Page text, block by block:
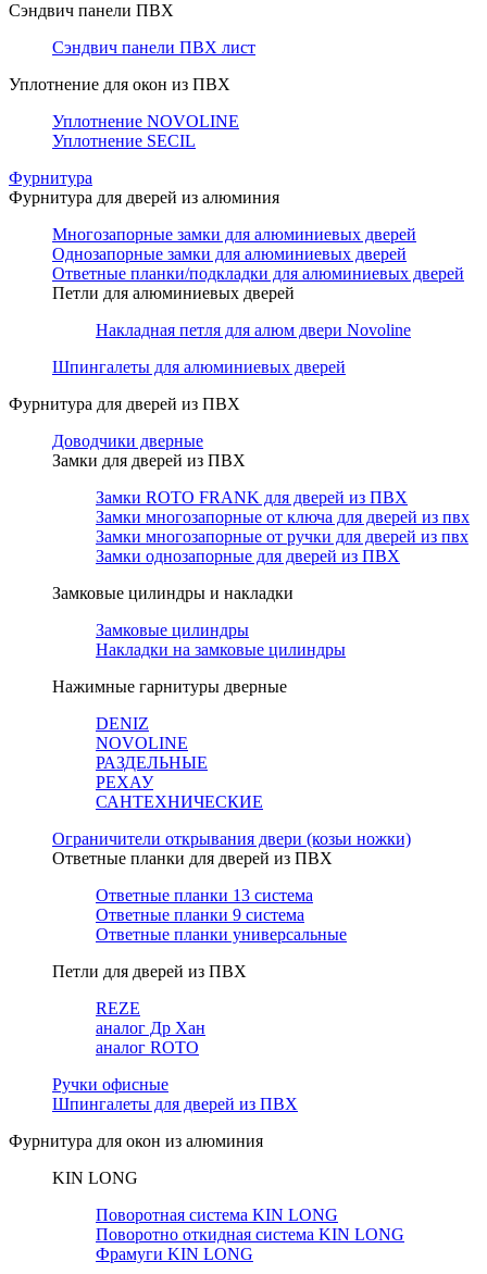
Сэндвич панели ПВХ
Сэндвич панели ПВХ лист
Уплотнение для окон из ПВХ
Уплотнение NOVOLINE
Уплотнение SECIL
Фурнитура
Фурнитура для дверей из алюминия
Многозапорные замки для алюминиевых дверей
Однозапорные замки для алюминиевых дверей
Ответные планки/подкладки для алюминиевых дверей
Петли для алюминиевых дверей
Накладная петля для алюм двери Novoline
Шпингалеты для алюминиевых дверей
Фурнитура для дверей из ПВХ
Доводчики дверные
Замки для дверей из ПВХ
Замки ROTO FRANK для дверей из ПВХ
Замки многозапорные от ключа для дверей из пвх
Замки многозапорные от ручки для дверей из пвх
Замки однозапорные для дверей из ПВХ
Замковые цилиндры и накладки
Замковые цилиндры
Накладки на замковые цилиндры
Нажимные гарнитуры дверные
DENIZ
NOVOLINE
РАЗДЕЛЬНЫЕ
РЕХАУ
САНТЕХНИЧЕСКИЕ
Ограничители открывания двери (козьи ножки)
Ответные планки для дверей из ПВХ
Ответные планки 13 система
Ответные планки 9 система
Ответные планки универсальные
Петли для дверей из ПВХ
REZE
аналог Др Хан
аналог ROTO
Ручки офисные
Шпингалеты для дверей из ПВХ
Фурнитура для окон из алюминия
KIN LONG
Поворотная система KIN LONG
Поворотно откидная система KIN LONG
Фрамуги KIN LONG